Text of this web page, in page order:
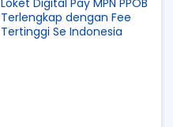
Terlengkap dengan Fee
Tertinggi Se Indonesia